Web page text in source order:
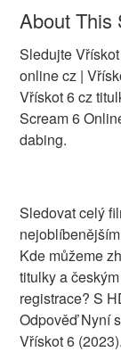
About This
Sledujte
online cz |
Vřískot 6 cz
Scream 6
dabing.
Sledovat celý
Kde můžeme
titulky a
registrace? S
Odpověď Nyní
Vřískot 6 (2023).